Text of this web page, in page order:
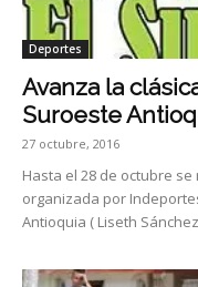
Deportes
Avanza la
Suroeste
27 octubre, 2016
Hasta el 28 de octubre
organizada por
Antioquia ( Liseth